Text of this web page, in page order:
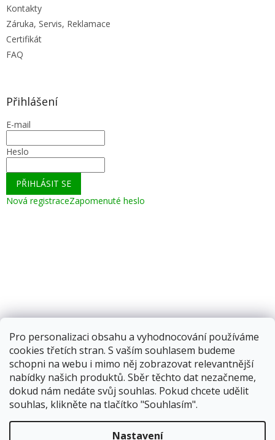
Pro personalizaci obsahu a vyhodnocování používáme
cookies třetích stran. S vaším souhlasem budeme
schopni na webu i mimo něj zobrazovat relevantnější
nabídky našich produktů. Sběr těchto dat nezačneme,
dokud nám nedáte svůj souhlas. Pokud chcete udělit
souhlas, klikněte na tlačítko "Souhlasím".
Nastavení
Kontakty
Záruka, Servis, Reklamace
Certifikát
FAQ
Přihlášení
E-mail
Heslo
PŘIHLÁSIT SE
Nová registraceZapomenuté heslo